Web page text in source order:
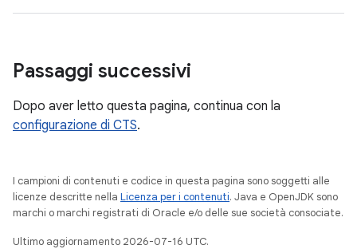
Passaggi successivi
Dopo aver letto questa pagina, continua con la
configurazione di CTS.
I campioni di contenuti e codice in questa pagina sono soggetti alle
licenze descritte nella Licenza per i contenuti. Java e OpenJDK sono
marchi o marchi registrati di Oracle e/o delle sue società consociate.
Ultimo aggiornamento 2026-07-16 UTC.